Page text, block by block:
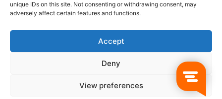
unique IDs on this site. Not consenting or withdrawing consent, may
adversely affect certain features and functions.
Accept
Deny
View preferences
© Copyright 2026, Todos los derechos reservados @Crucerum |
Facebook
TwitterYouTubeInstagram